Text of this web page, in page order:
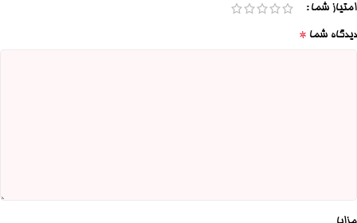
امتیاز شما
دیدگاه شما *